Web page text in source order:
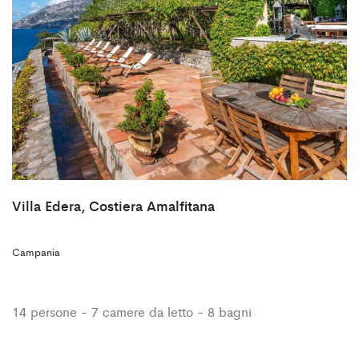
Villa Edera, Costiera Amalfitana
Campania
14 persone - 7 camere da letto - 8 bagni